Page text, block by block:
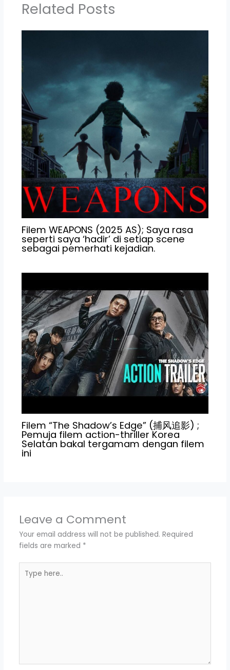
Related Posts
Filem WEAPONS (2025 AS); Saya rasa
seperti saya ‘hadir’ di setiap scene
sebagai pemerhati kejadian.
Filem “The Shadow’s Edge” (捕风追影) ;
Pemuja filem action-thriller Korea
Selatan bakal tergamam dengan filem
ini
Leave a Comment
Your email address will not be published. Required
fields are marked *
here..